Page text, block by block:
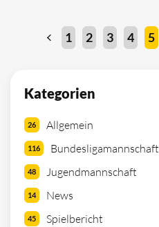
1 2 3 4 5
Kategorien
26 Allgemein
116 Bundesligamannschaft
48 Jugendmannschaft
14 News
45 Spielbericht